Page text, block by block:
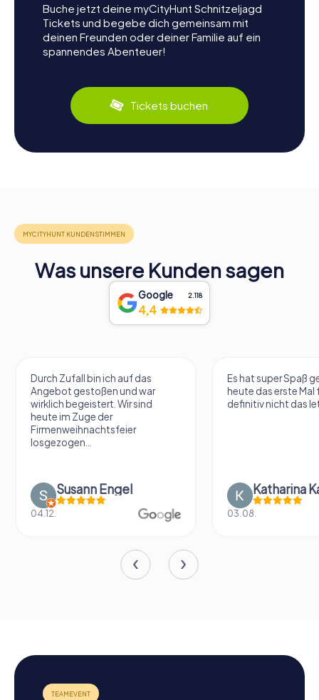
Buche jetzt deine myCityHunt Schnitzeljagd
Tickets und begebe dich gemeinsam mit
deinen Freunden oder deiner Familie auf ein
spannendes Abenteuer!
Tickets buchen
Was unsere Kunden sagen
Google 2.118
4,4
Durch Zufall bin ich auf das
Angebot gestoßen und war
wirklich begeistert. Wir sind
heute im Zuge der
Firmenweihnachtsfeier
losgezogen...
Susann Engel
04.12.
Es hat super Spaß
heute das erste Mal
definitiv nicht das
Katharina
03.08.